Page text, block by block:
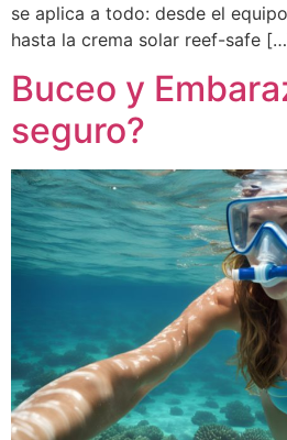
se aplica a todo: desde el
hasta la crema solar reef-safe
Buceo y
seguro?